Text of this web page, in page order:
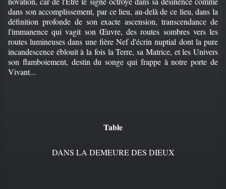
dans son accomplissement, par ce lieu, au-delà de ce lieu, dans la
définition profonde de son exacte ascension, transcendance de
l'immanence qui vagit son Œuvre, des routes sombres vers les
routes lumineuses dans une fière Nef d'écrin nuptial dont la pure
incandescence éblouit à la fois la Terre, sa Matrice, et les Univers
son flamboiement, destin du songe qui frappe à notre porte de
Vivant...
Table
DANS LA DEMEURE DES DIEUX